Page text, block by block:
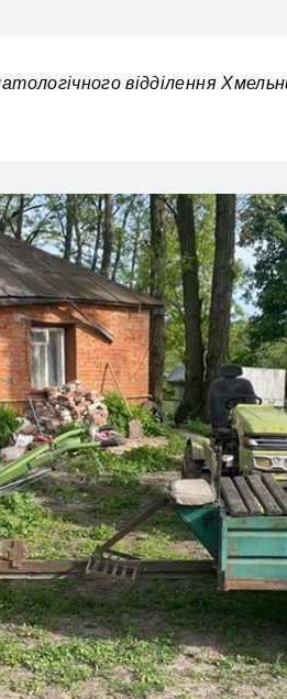
відділення